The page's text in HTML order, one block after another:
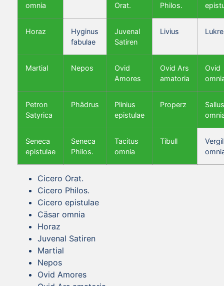
omnia
Orat.
Philos.
Horaz
Hyginus
fabulae
Juvenal
Satiren
Livius
Martial Nepos
Ovid
Amores
Ovid Ars
amatoria
Ovid
Petron
Satyrica
Phädrus
Plinius
epistulae
Properz
Seneca
epistulae
Seneca
Philos.
Tacitus
omnia
Tibull
Vergil
Cicero Orat.
Cicero Philos.
Cicero epistulae
Cäsar omnia
Horaz
Juvenal Satiren
Martial
Nepos
Ovid Amores